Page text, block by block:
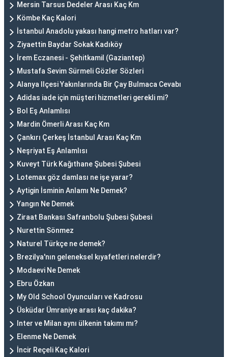
Mersin Tarsus Dedeler Arası Kaç Km
Kömbe Kaç Kalori
İstanbul Anadolu yakası hangi metro hatları var?
Ziyaettin Baydar Sokak Kadıköy
İrem Eczanesi - Şehitkamil (Gaziantep)
Mustafa Sevim Sürmeli Gözler Sözleri
Alanya Ilçesi Yakınlarında Bir Çay Bulmaca Cevabı
Adidas iade için müşteri hizmetleri gerekli mi?
Bol Eş Anlamlısı
Mardin Ömerli Arası Kaç Km
Çankırı Çerkeş İstanbul Arası Kaç Km
Neşriyat Eş Anlamlısı
Kuveyt Türk Kağıthane Şubesi Şubesi
Lotemax göz damlası ne işe yarar?
Aytigin İsminin Anlamı Ne Demek?
Yangın Ne Demek
Ziraat Bankası Safranbolu Şubesi Şubesi
Nurettin Sönmez
Naturel Türkçe ne demek?
Brezilya'nın geleneksel kıyafetleri nelerdir?
Modaevi Ne Demek
Ebru Özkan
My Old School Oyuncuları ve Kadrosu
Üsküdar Ümraniye arası kaç dakika?
Inter ve Milan aynı ülkenin takımı mı?
Elenme Ne Demek
İncir Reçeli Kaç Kalori